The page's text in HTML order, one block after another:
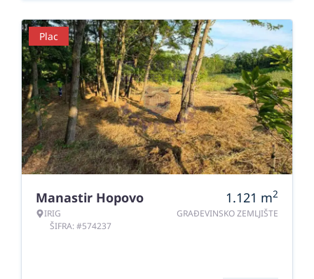
Plac
Manastir Hopovo
IRIG
ŠIFRA: #574237
1.121 m2
GRAĐEVINSKO ZEMLJIŠTE